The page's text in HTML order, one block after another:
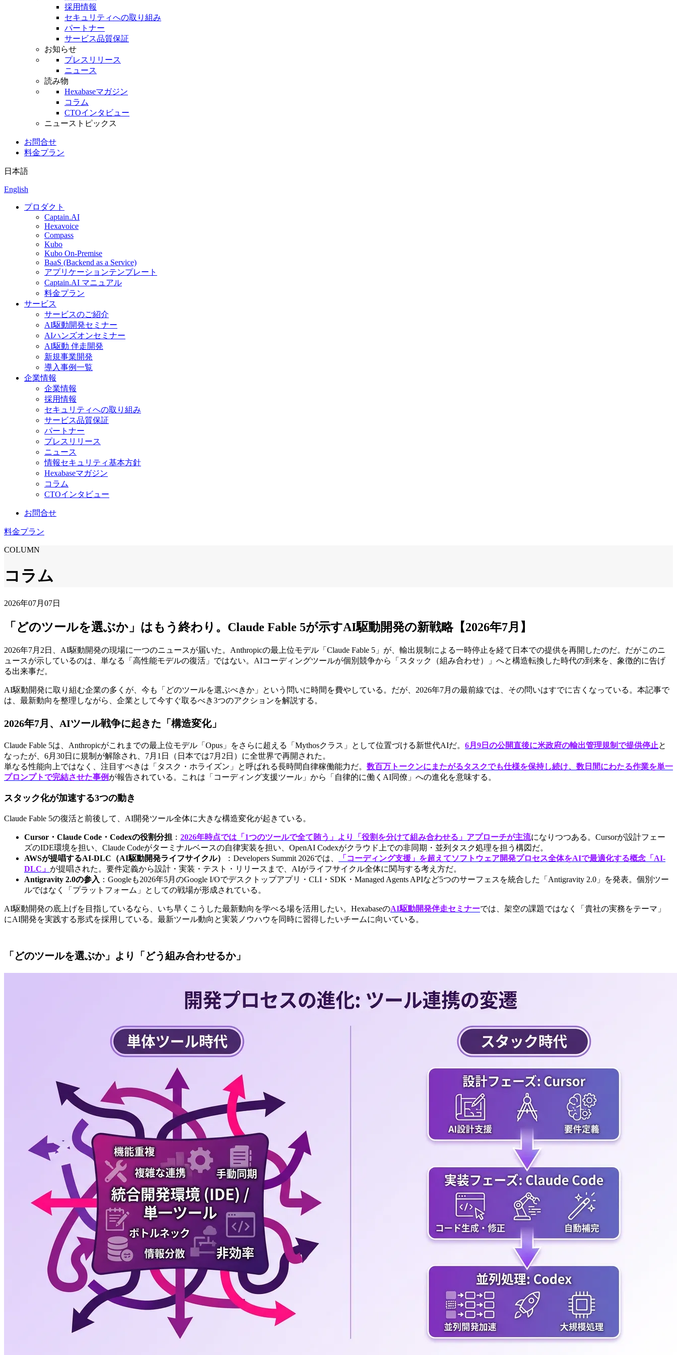
採用情報
セキュリティへの取り組み
パートナー
サービス品質保証
お知らせ
プレスリリース
ニュース
読み物
Hexabaseマガジン
コラム
CTOインタビュー
ニューストピックス
お問合せ
料金プラン
日本語
English
プロダクト
Captain.AI
Hexavoice
Compass
Kubo
Kubo On-Premise
BaaS (Backend as a Service)
アプリケーションテンプレート
Captain.AI マニュアル
料金プラン
サービス
サービスのご紹介
AI駆動開発セミナー
AIハンズオンセミナー
AI駆動 伴走開発
新規事業開発
導入事例一覧
企業情報
企業情報
採用情報
セキュリティへの取り組み
サービス品質保証
パートナー
プレスリリース
ニュース
情報セキュリティ基本方針
Hexabaseマガジン
コラム
CTOインタビュー
お問合せ
料金プラン
COLUMN
コラム
2026年07月07日
「どのツールを選ぶか」はもう終わり。Claude Fable 5が示すAI駆動開発の新戦略【2026年7月】
2026年7月2日、AI駆動開発の現場に一つのニュースが届いた。Anthropicの最上位モデル「Claude Fable 5」が、輸出規制による一時停止を経て日本での提供を再開したのだ。だがこのニ
ュースが示しているのは、単なる「高性能モデルの復活」ではない。AIコーディングツールが個別競争から「スタック（組み合わせ）」へと構造転換した時代の到来を、象徴的に告げ
る出来事だ。
AI駆動開発に取り組む企業の多くが、今も「どのツールを選ぶべきか」という問いに時間を費やしている。だが、2026年7月の最前線では、その問いはすでに古くなっている。本記事で
は、最新動向を整理しながら、企業として今すぐ取るべき3つのアクションを解説する。
2026年7月、AIツール戦争に起きた「構造変化」
Claude Fable 5は、Anthropicがこれまでの最上位モデル「Opus」をさらに超える「Mythosクラス」として位置づける新世代AIだ。 6月9日の公開直後に米政府の輸出管理規制で提供停止と
なったが、6月30日に規制が解除され、7月1日（日本では7月2日）に全世界で再開された。
単なる性能向上ではなく、注目すべきは「タスク・ホライズン」と呼ばれる長時間自律稼働能力だ。 数百万トークンにまたがるタスクでも仕様を保持し続け、数日間にわたる作業を単一
プロンプトで完結させた事例 が報告されている。これは「コーディング支援ツール」から「自律的に働くAI同僚」への進化を意味する。
スタック化が加速する3つの動き
Claude Fable 5の復活と前後して、AI開発ツール全体に大きな構造変化が起きている。
Cursor・Claude Code・Codexの役割分担 ： 2026年時点では「1つのツールで全て賄う」より「役割を分けて組み合わせる」アプローチが主流になりつつある。Cursorが設計フェー
ズのIDE環境を担い、Claude Codeがターミナルベースの自律実装を担い、OpenAI Codexがクラウド上での非同期・並列タスク処理を担う構図だ。
AWSが提唱するAI-DLC（AI駆動開発ライフサイクル）
：Developers Summit 2026では、
「コーディング支援」を超えてソフトウェア開発プロセス全体をAIで最適化する概念「AI-
DLC」 が提唱された。要件定義から設計・実装・テスト・リリースまで、AIがライフサイクル全体に関与する考え方だ。
Antigravity 2.0の参入 ：Googleも2026年5月のGoogle I/Oでデスクトップアプリ・CLI・SDK・Managed Agents APIなど5つのサーフェスを統合した「Antigravity 2.0」を発表。個別ツー
ルではなく「プラットフォーム」としての戦場が形成されている。
AI駆動開発の底上げを目指しているなら、いち早くこうした最新動向を学べる場を活用したい。HexabaseのAI駆動開発伴走セミナーでは、架空の課題ではなく「貴社の実務をテーマ」
にAI開発を実践する形式を採用している。最新ツール動向と実装ノウハウを同時に習得したいチームに向いている。
「どのツールを選ぶか」より「どう組み合わせるか」